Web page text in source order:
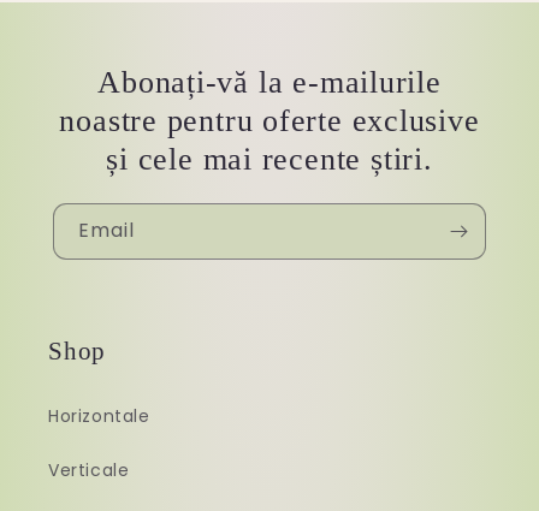
Abonați-vă la e-mailurile
noastre pentru oferte exclusive
și cele mai recente știri.
Email
Shop
Horizontale
Verticale